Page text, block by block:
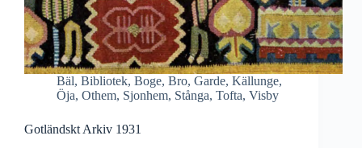
Bäl, Bibliotek, Boge, Bro, Garde, Källunge,
Öja, Othem, Sjonhem, Stånga, Tofta, Visby
Gotländskt Arkiv 1931